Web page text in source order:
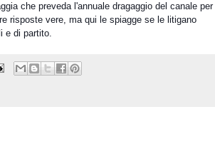
che preveda l'annuale dragaggio del canale per
risposte vere, ma qui le spiagge se le litigano
e di partito.